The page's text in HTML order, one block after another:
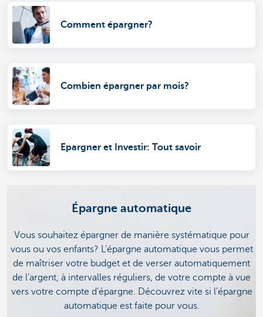
Comment épargner?
Combien épargner par mois?
Epargner et Investir: Tout savoir
Épargne automatique
Vous souhaitez épargner de manière systématique pour
vous ou vos enfants? L’épargne automatique vous permet
de maîtriser votre budget et de verser automatiquement
de l’argent, à intervalles réguliers, de votre compte à vue
vers votre compte d’épargne. Découvrez vite si l'épargne
automatique est faite pour vous.